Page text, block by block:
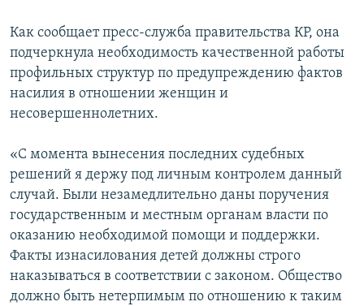
Как сообщает пресс-служба правительства КР, она
подчеркнула необходимость качественной работы
профильных структур по предупреждению фактов
насилия в отношении женщин и
несовершеннолетних.
«С момента вынесения последних судебных
решений я держу под личным контролем данный
случай. Были незамедлительно даны поручения
государственным и местным органам власти по
оказанию необходимой помощи и поддержки.
Факты изнасилования детей должны строго
наказываться в соответствии с законом. Общество
должно быть нетерпимым по отношению к таким